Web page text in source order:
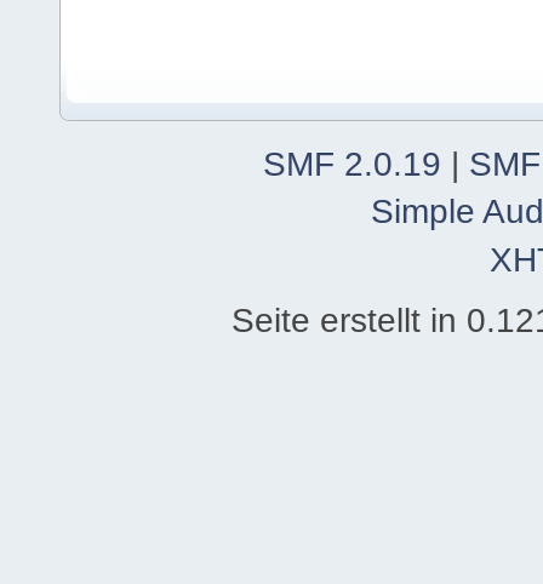
SMF 2.0.19 |
Simple
Seite erstellt in